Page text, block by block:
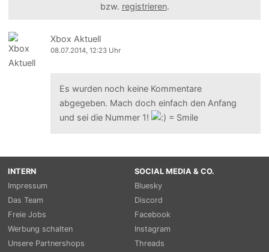
bzw. registrieren.
Xbox Aktuell
08.07.2014, 12:23 Uhr
Es wurden noch keine Kommentare
abgegeben. Mach doch einfach den Anfang
und sei die Nummer 1!
INTERN
Impressum
Das Team
Freie Jobs
Werbung schalten
Unsere Partnershops
SOCIAL MEDIA & CO.
Bluesky
Discord
Facebook
Instagram
Threads